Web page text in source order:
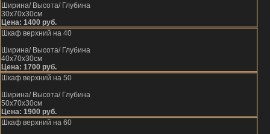
Ширина/ Высота/ Глубина
30х70х30см
Цена: 1400 руб.
Шкаф верхний на 40
Ширина/ Высота/ Глубина
40х70х30см
Цена: 1700 руб.
Шкаф верхний на 50
Ширина/ Высота/ Глубина
50х70х30см
Цена: 1900 руб.
Шкаф верхний на 60